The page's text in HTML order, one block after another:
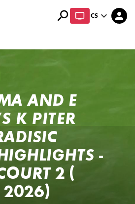
search CS expand_more person
AND E
K PITER
-
2 (
2026)